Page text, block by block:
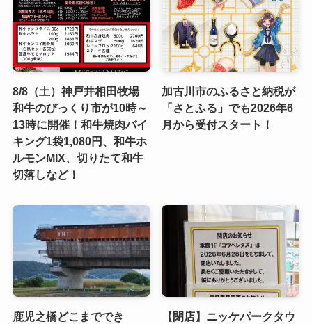
8/8（土）神戸井相田牧場
和牛のびっくり市が10時～
13時に開催！和牛焼肉バイ
キング1袋1,080円、和牛ホ
ルモンMIX、切りたて和牛
切落しなど！
加古川市のふるさと納税が
「さとふる」でも2026年6
月から受付スタート！
鹿児之橋どこまででき
【閉店】ニッケパークタウ